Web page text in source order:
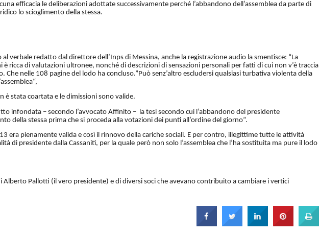
efficacia le deliberazioni adottate successivamente perché l’abbandono dell’assemblea da parte di
lo scioglimento della stessa.
verbale redatto dal direttore dell’Inps di Messina, anche la registrazione audio la smentisce: “La
ricca di valutazioni ultronee, nonché di descrizioni di sensazioni personali per fatti di cui non v’è traccia
Che nelle 108 pagine del lodo ha concluso.”Può senz’altro escludersi qualsiasi turbativa violenta della
è stata coartata e le dimissioni sono valide.
infondata – secondo l’avvocato Affinito – la tesi secondo cui l’abbandono del presidente
della stessa prima che si proceda alla votazioni dei punti all’ordine del giorno”.
era pienamente valida e così il rinnovo della cariche sociali. E per contro, illegittime tutte le attività
di presidente dalla Cassaniti, per la quale però non solo l’assemblea che l’ha sostituita ma pure il lodo
Alberto Pallotti (il vero presidente) e di diversi soci che avevano contribuito a cambiare i vertici